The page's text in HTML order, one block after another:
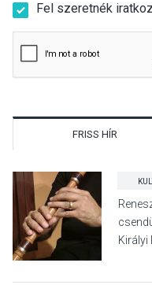
Fel szeretnék
FRISS HÍR
Királyi